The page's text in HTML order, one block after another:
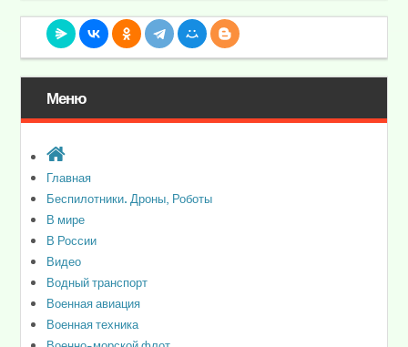
Меню
Главная
Беспилотники. Дроны, Роботы
В мире
В России
Видео
Водный транспорт
Военная авиация
Военная техника